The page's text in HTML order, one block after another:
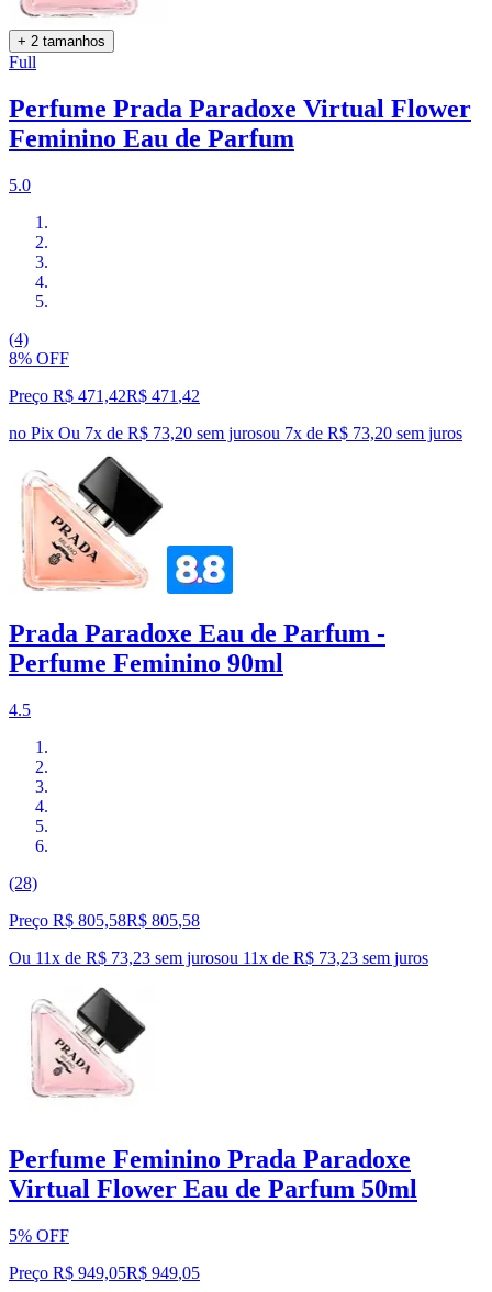
+ 2 tamanhos
Full
Perfume Prada Paradoxe Virtual Flower
Feminino Eau de Parfum
5.0
(4)
8% OFF
Preço R$ 471,42R$ 471 ,42
no Pix Ou 7x de R$ 73,20 sem jurosou 7x de R$ 73,20 sem juros
Prada Paradoxe Eau de Parfum -
Perfume Feminino 90ml
4.5
(28)
Preço R$ 805,58R$ 805,58
Ou 11x de R$ 73,23 sem jurosou 11x de R$ 73,23 sem juros
Perfume Feminino Prada Paradoxe
Virtual Flower Eau de Parfum 50ml
5% OFF
Preço R$ 949,05R$ 949,05